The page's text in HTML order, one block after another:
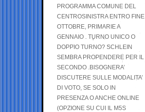
PROGRAMMA COMUNE DEL
CENTROSINISTRA ENTRO FINE
OTTOBRE, PRIMARIE A
GENNAIO . TURNO UNICO O
DOPPIO TURNO? SCHLEIN
SEMBRA PROPENDERE PER IL
SECONDO .BISOGNERA’
DISCUTERE SULLE MODALITA’
DI VOTO, SE SOLO IN
PRESENZA O ANCHE ONLINE
(OPZIONE SU CUI IL M5S